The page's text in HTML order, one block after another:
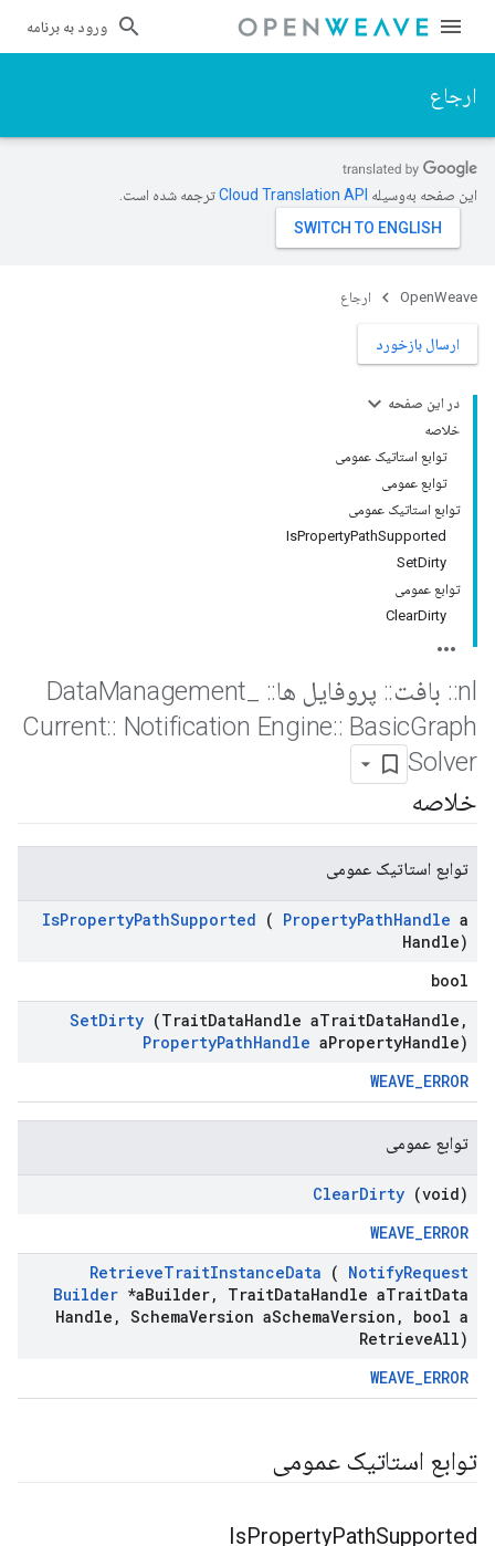
ورود به برنامه
ارجاع
این صفحه به‌وسیله ترجمه شده است.
OpenWeave ارجاع
ارسال بازخورد
در این صفحه
خلاصه
توابع استاتیک عمومی
توابع عمومی
توابع استاتیک عمومی
IsPropertyPathSupported
SetDirty
توابع عمومی
ClearDirty
nl
:: بافت:: پروفایل ها::
Management
Current:: Notification Engine:: BasicGraph
Solver
خلاصه
توابع استاتیک عمومی
IsPropertyPathSupported ( PropertyPathHandle a
Handle)
bool
SetDirty (TraitDataHandle aTraitDataHandle ,
PropertyPathHandle aPropertyHandle)
WEAVE_ERROR
توابع عمومی
ClearDirty (void)
WEAVE_ERROR
RetrieveTraitInstanceData ( NotifyRequest
Builder *aBuilder, TraitDataHandle aTraitData
Handle , SchemaVersion aSchemaVersion ,
bool a
RetrieveAll)
WEAVE_ERROR
توابع استاتیک عمومی
IsPropertyPathSupported